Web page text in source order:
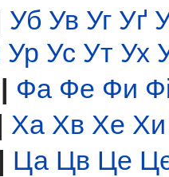
Уб Ув Уг Уґ
Ур Ус Ут Ух
| Фа Фе Фи
Ха Хв Хе Хи
| Ца Цв Це